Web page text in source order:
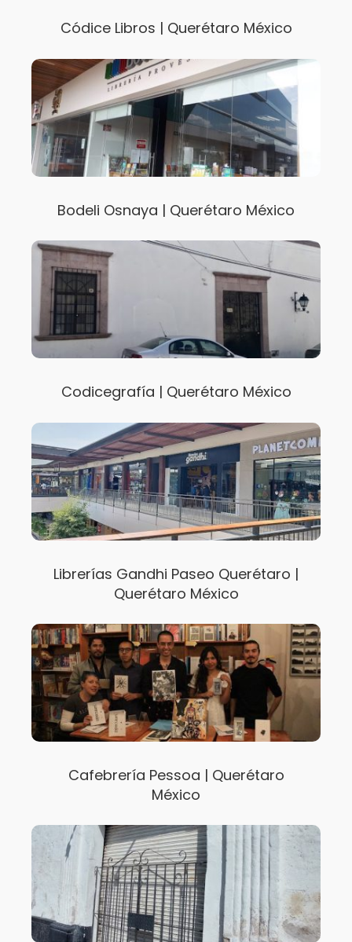
Códice Libros | Querétaro México
Bodeli Osnaya | Querétaro México
Codicegrafía | Querétaro México
Librerías Gandhi Paseo Querétaro |
Querétaro México
Cafebrería Pessoa | Querétaro
México